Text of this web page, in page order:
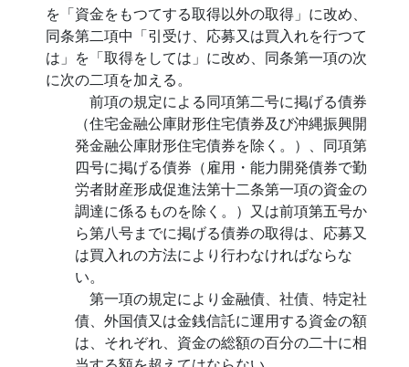
を「資金をもつてする取得以外の取得」に改め、
同条第二項中「引受け、応募又は買入れを行つて
は」を「取得をしては」に改め、同条第一項の次
に次の二項を加える。
前項の規定による同項第二号に掲げる債券
（住宅金融公庫財形住宅債券及び沖縄振興開
発金融公庫財形住宅債券を除く。）、同項第
四号に掲げる債券（雇用・能力開発債券で勤
労者財産形成促進法第十二条第一項の資金の
調達に係るものを除く。）又は前項第五号か
ら第八号までに掲げる債券の取得は、応募又
は買入れの方法により行わなければならな
い。
第一項の規定により金融債、社債、特定社
債、外国債又は金銭信託に運用する資金の額
は、それぞれ、資金の総額の百分の二十に相